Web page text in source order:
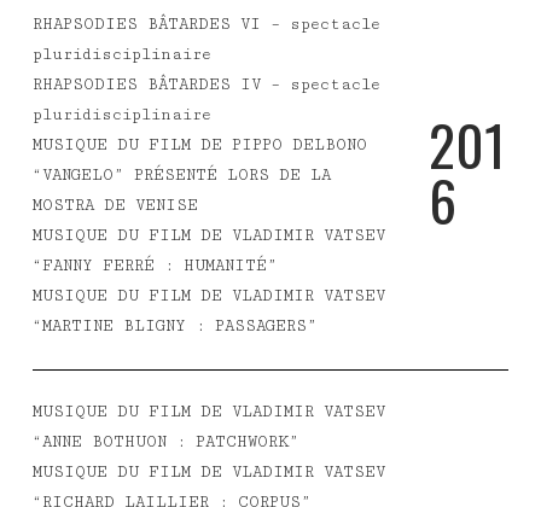
RHAPSODIES BÂTARDES VI – spectacle
pluridisciplinaire
RHAPSODIES BÂTARDES IV – spectacle
pluridisciplinaire
MUSIQUE DU FILM DE PIPPO DELBONO
“VANGELO” PRÉSENTÉ LORS DE LA
MOSTRA DE VENISE
MUSIQUE DU FILM DE VLADIMIR VATSEV
“FANNY FERRÉ : HUMANITÉ”
MUSIQUE DU FILM DE VLADIMIR VATSEV
“MARTINE BLIGNY : PASSAGERS”
201
6
MUSIQUE DU FILM DE VLADIMIR VATSEV
“ANNE BOTHUON : PATCHWORK”
MUSIQUE DU FILM DE VLADIMIR VATSEV
“RICHARD LAILLIER : CORPUS”